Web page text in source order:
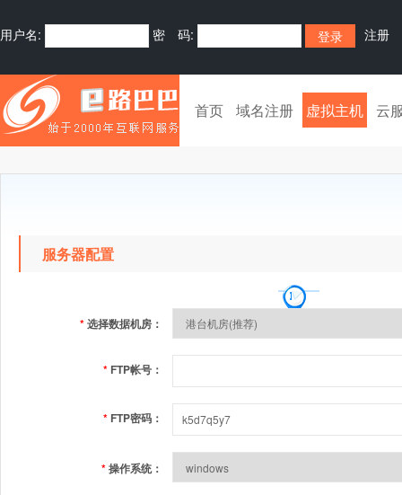
用户名: 密 码: 注册
首页 域名注册 虚拟主机 云
服务器配置
*选择数据机房：
* FTP帐号：
* FTP密码：
*操作系统：